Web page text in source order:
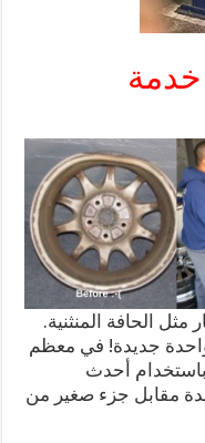
الحافة المنثنية.
جديدة! في معظم
باستخدام أحدث
مقابل جزء صغير من